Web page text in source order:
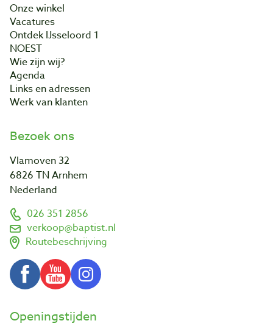
Onze winkel
Vacatures
Ontdek IJsseloord 1
NOEST
Wie zijn wij?
Agenda
Links en adressen
Werk van klanten
Bezoek ons
Vlamoven 32
6826 TN Arnhem
Nederland
026 351 2856
verkoop@baptist.nl
Routebeschrijving
Openingstijden